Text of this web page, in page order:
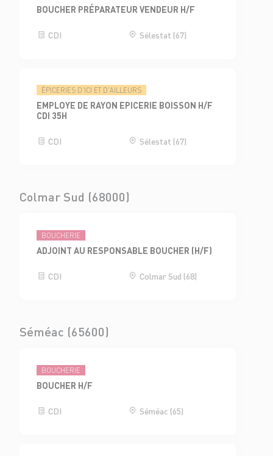
BOUCHER PRÉPARATEUR VENDEUR H/F
CDI Sélestat (67)
ÉPICERIES D'ICI ET D'AILLEURS
EMPLOYE DE RAYON EPICERIE BOISSON H/F
CDI 35H
CDI Sélestat (67)
Colmar Sud (68000)
BOUCHERIE
ADJOINT AU RESPONSABLE BOUCHER (H/F)
CDI Colmar Sud (68)
Séméac (65600)
BOUCHERIE
BOUCHER H/F
CDI Séméac (65)